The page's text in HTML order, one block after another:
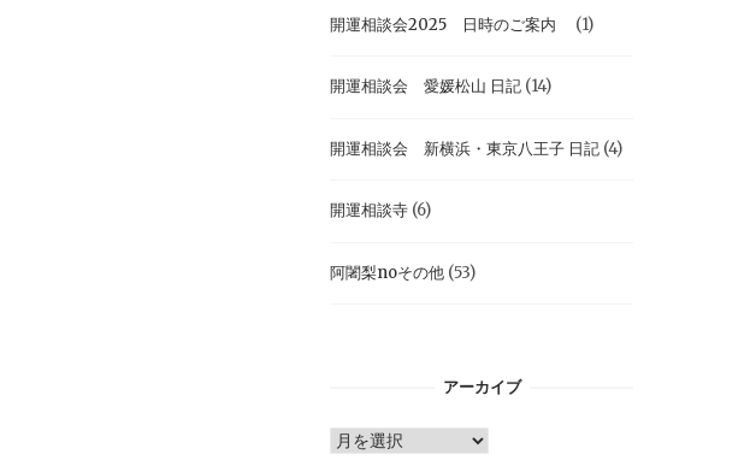
開運相談会2025 日時のご案内 (1)
開運相談会 愛媛松山 日記 (14)
開運相談会 新横浜・東京八王子 日記 (4)
開運相談寺 (6)
阿闍梨noその他 (53)
アーカイブ
ア